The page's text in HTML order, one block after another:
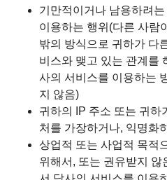
기만적이거나 남용하려
이용하는 행위(다른 사람
밖의 방식으로 귀하가 다
비스와 맺고 있는 관계를
사의 서비스를 이용하는
지 않음)
귀하의 IP 주소 또는 귀하
처를 가장하거나, 익명화
상업적 또는 사업적 목적
위해서, 또는 권유받지 않